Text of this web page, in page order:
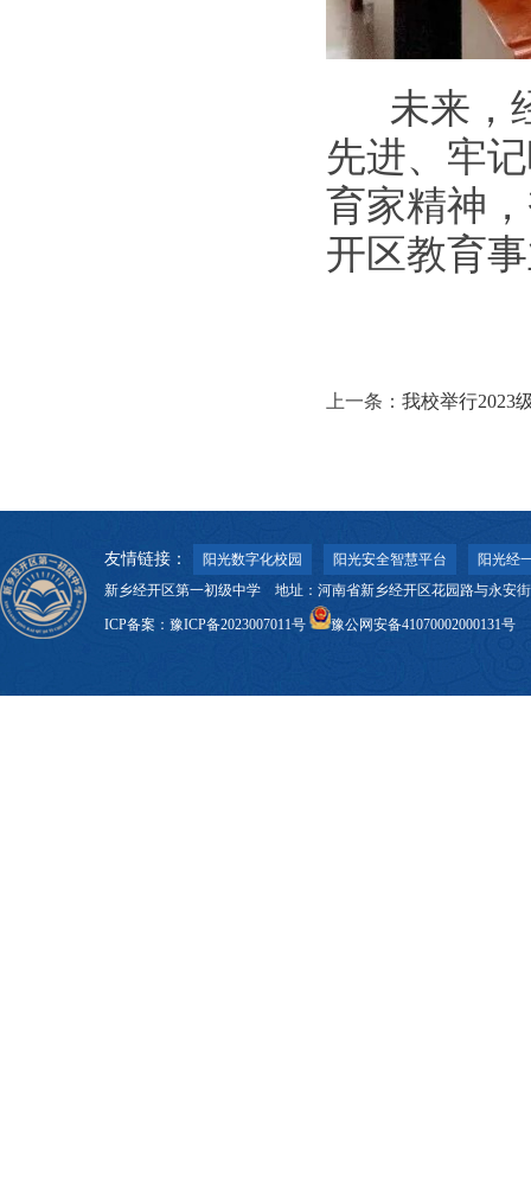
未来，经
先进、牢
育家精神
开区教育
上一条： 我校举行2023
友情链接： 阳光数字化校园 阳光安全智慧平台
阳光经
新乡经开区第一初级中学 地址：河南省新乡经开区花园路与永安
ICP备案： 豫ICP备2023007011号 豫公网安备41070002000131号